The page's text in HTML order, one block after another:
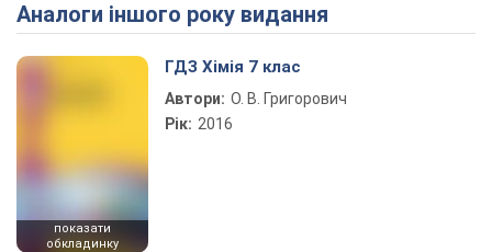
Play Video
Аналоги іншого року видання
показати
обкладинку
ГДЗ Хімія 7 клас
Автори: О. В. Григорович
Рік: 2016